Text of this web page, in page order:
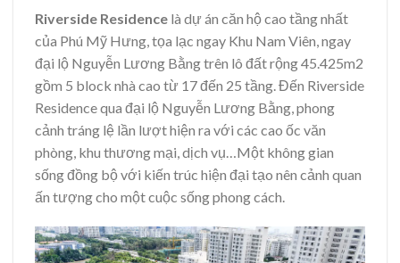
Riverside Residence là dự án căn hộ cao tầng nhất
của Phú Mỹ Hưng, tọa lạc ngay Khu Nam Viên, ngay
đại lộ Nguyễn Lương Bằng trên lô đất rộng 45.425m2
gồm 5 block nhà cao từ 17 đến 25 tầng. Đến Riverside
Residence qua đại lộ Nguyễn Lương Bằng, phong
cảnh tráng lệ lần lượt hiện ra với các cao ốc văn
phòng, khu thương mại, dịch vụ…Một không gian
sống đồng bộ với kiến trúc hiện đại tạo nên cảnh quan
ấn tượng cho một cuộc sống phong cách.